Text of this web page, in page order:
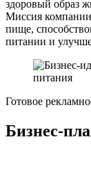
здоровый образ
Миссия
пище,
питании и
Готовое
Бизнес-